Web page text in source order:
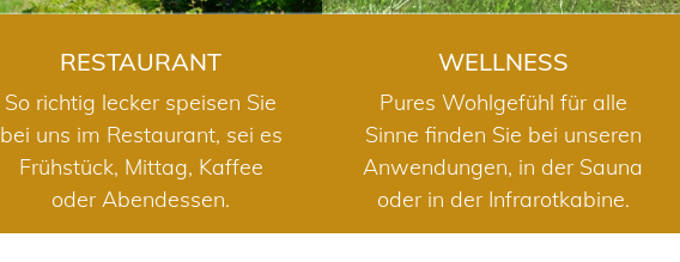
RESTAURANT
So richtig lecker speisen Sie
bei uns im Restaurant, sei es
Frühstück, Mittag, Kaffee
oder Abendessen.
WELLNESS
Pures Wohlgefühl für alle
Sinne finden Sie bei unseren
Anwendungen, in der Sauna
oder in der Infrarotkabine.